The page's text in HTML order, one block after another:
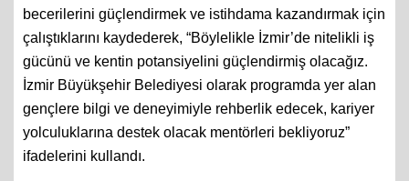
becerilerini güçlendirmek ve istihdama kazandırmak için
çalıştıklarını kaydederek, “Böylelikle İzmir’de nitelikli iş
gücünü ve kentin potansiyelini güçlendirmiş olacağız.
İzmir Büyükşehir Belediyesi olarak programda yer alan
gençlere bilgi ve deneyimiyle rehberlik edecek, kariyer
yolculuklarına destek olacak mentörleri bekliyoruz”
ifadelerini kullandı.